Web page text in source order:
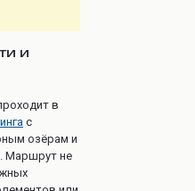
и
в
с
озёрам и
Маршрут не